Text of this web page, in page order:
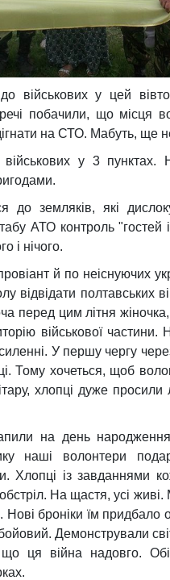
військових у цей
побачили, що місця
на СТО. Мабуть, ще
у 3 пунктах.
до земляків, які
АТО контроль "гостей
і нічого.
й по неіснуючих
відвідати полтавських
перед цим літня
військової частини.
У першу чергу
Тому хочеться, щоб
хлопці дуже
на день
наші волонтери
Хлопці із завданнями
На щастя, усі
Нові броніки їм придбало
Демонстрували
ця війна надовго.